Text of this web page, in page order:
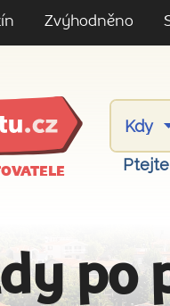
Zvýhodněno
po